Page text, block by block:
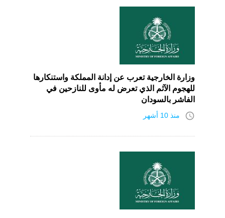
وزارة الخارجية تعرب عن إدانة المملكة واستنكارها
للهجوم الآثم الذي تعرض له مأوى للنازحين في
الفاشر بالسودان
access_time منذ 10 أشهر